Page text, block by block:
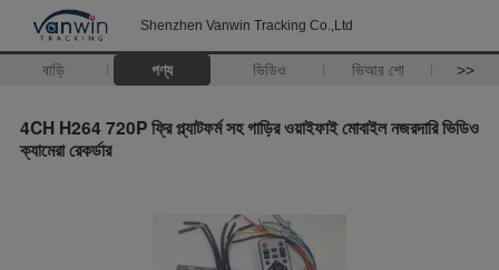
Shenzhen Vanwin Tracking Co.,Ltd
বাড়ি পণ্য ভিডিও ভিআর শো >>
4CH H264 720P ফ্রি প্ল্যাটফর্ম সহ গাড়ির ওয়াইফাই মোবাইল নজরদারি ভিডিও
ক্যামেরা রেকর্ডার